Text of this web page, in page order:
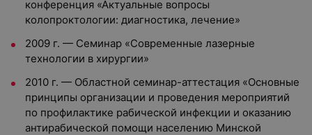
конференция «Актуальные вопросы
колопроктологии: диагностика, лечение»
2009 г. — Семинар «Современные лазерные
технологии в хирургии»
2010 г. — Областной семинар-аттестация «Основные
принципы организации и проведения мероприятий
по профилактике рабической инфекции и оказанию
антирабической помощи населению Минской